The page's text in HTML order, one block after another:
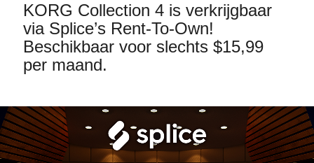
Features
Evenementen
Nieuws
KORG Collection 4 is verkrijgbaar
via Splice’s Rent-To-Own!
Beschikbaar voor slechts $15,99
per maand.